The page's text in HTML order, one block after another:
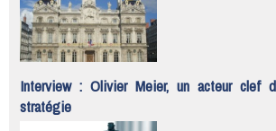
Interview : Olivier Meier, un acteur clef
stratégie